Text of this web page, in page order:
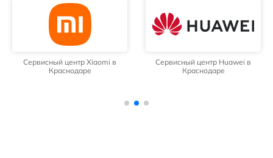
Сервисный центр Xiaomi в
Краснодаре
Сервисный центр Huawei в
Краснодаре